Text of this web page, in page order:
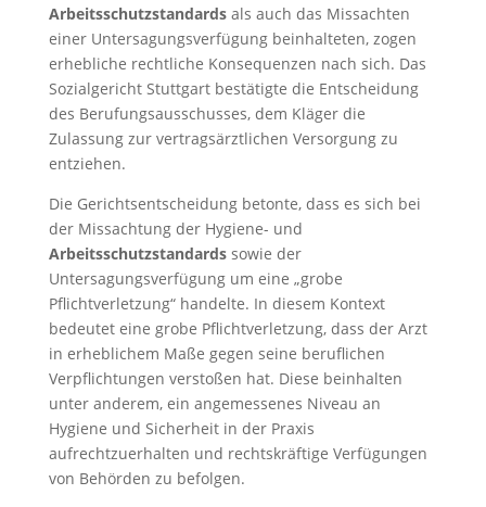
Arbeitsschutzstandards als auch das Missachten
einer Untersagungsverfügung beinhalteten, zogen
erhebliche rechtliche Konsequenzen nach sich. Das
Sozialgericht Stuttgart bestätigte die Entscheidung
des Berufungsausschusses, dem Kläger die
Zulassung zur vertragsärztlichen Versorgung zu
entziehen.
Die Gerichtsentscheidung betonte, dass es sich bei
der Missachtung der Hygiene- und
Arbeitsschutzstandards sowie der
Untersagungsverfügung um eine „grobe
Pflichtverletzung“ handelte. In diesem Kontext
bedeutet eine grobe Pflichtverletzung, dass der Arzt
in erheblichem Maße gegen seine beruflichen
Verpflichtungen verstoßen hat. Diese beinhalten
unter anderem, ein angemessenes Niveau an
Hygiene und Sicherheit in der Praxis
aufrechtzuerhalten und rechtskräftige Verfügungen
von Behörden zu befolgen.